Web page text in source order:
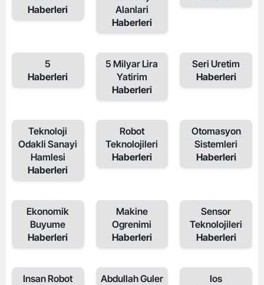
Haberleri
Alanlari
Haberleri
5
Haberleri
5 Milyar Lira
Yatirim
Haberleri
Seri Uretim
Haberleri
Teknoloji
Odakli Sanayi
Hamlesi
Haberleri
Robot
Teknolojileri
Haberleri
Otomasyon
Sistemleri
Haberleri
Ekonomik
Buyume
Haberleri
Makine
Ogrenimi
Haberleri
Sensor
Teknolojileri
Haberleri
Insan Robot
Abdullah Guler
Ios